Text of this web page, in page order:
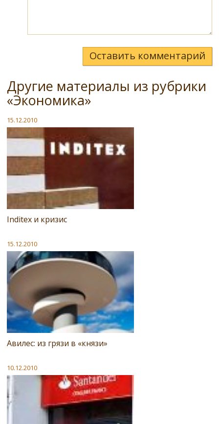
Оставить комментарий
Другие материалы из рубрики
«Экономика»
15.12.2010
Inditex и кризис
15.12.2010
Авилес: из грязи в «князи»
10.12.2010